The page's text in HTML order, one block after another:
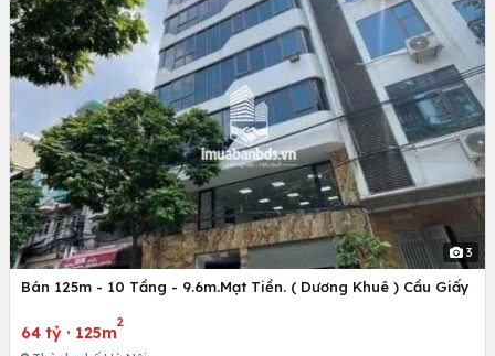
3
Bán 125m - 10 Tầng - 9.6m.Mạt Tiền. ( Dương Khuê ) Cầu Giấy
64 tỷ · 125m
2